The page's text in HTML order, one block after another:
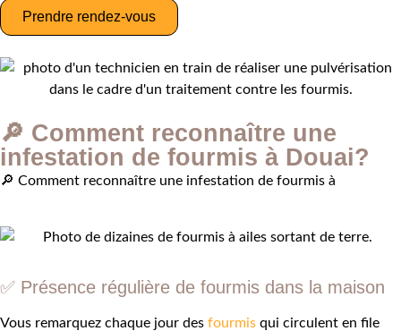
Prendre rendez-vous
🔎 Comment reconnaître une
infestation de fourmis à Douai?
🔎 Comment reconnaître une infestation de fourmis à
✅ Présence régulière de fourmis dans la maison
Vous remarquez chaque jour des fourmis qui circulent en file